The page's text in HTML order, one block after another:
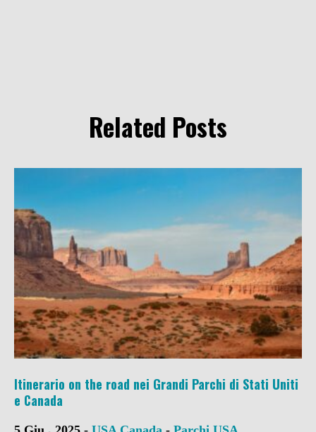
Related Posts
Itinerario on the road nei Grandi Parchi di Stati Uniti
e Canada